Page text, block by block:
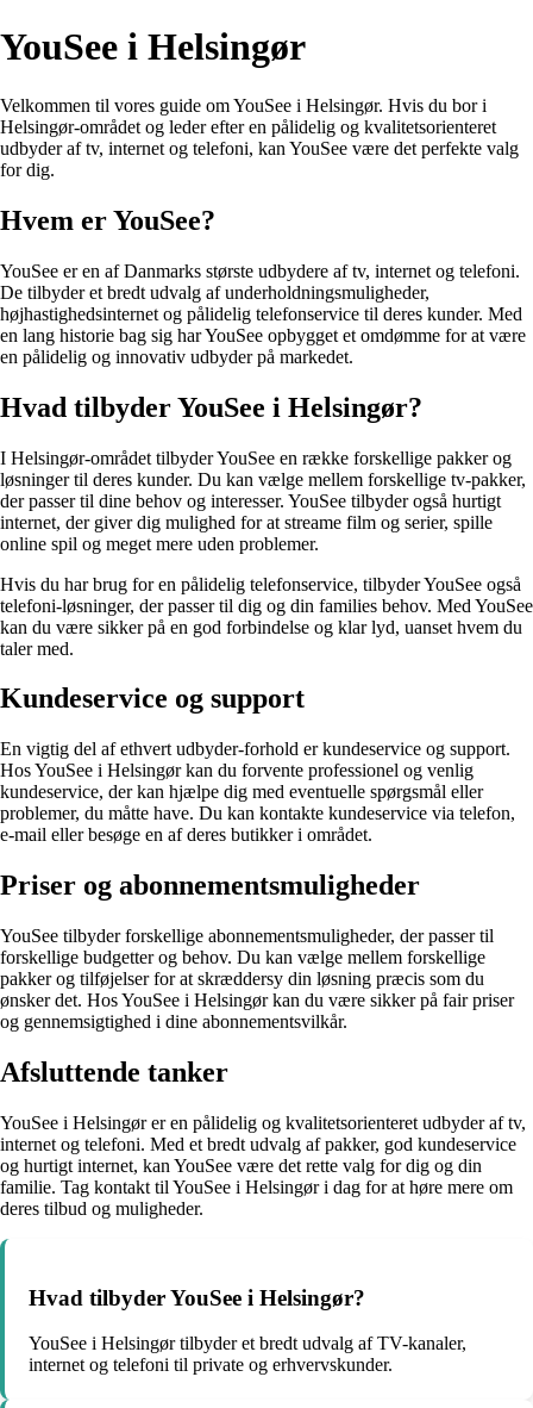
YouSee i Helsingør
Velkommen til vores guide om YouSee i Helsingør. Hvis du bor i
Helsingør-området og leder efter en pålidelig og kvalitetsorienteret
udbyder af tv, internet og telefoni, kan YouSee være det perfekte valg
for dig.
Hvem er YouSee?
YouSee er en af Danmarks største udbydere af tv, internet og telefoni.
De tilbyder et bredt udvalg af underholdningsmuligheder,
højhastighedsinternet og pålidelig telefonservice til deres kunder. Med
en lang historie bag sig har YouSee opbygget et omdømme for at være
en pålidelig og innovativ udbyder på markedet.
Hvad tilbyder YouSee i Helsingør?
I Helsingør-området tilbyder YouSee en række forskellige pakker og
løsninger til deres kunder. Du kan vælge mellem forskellige tv-pakker,
der passer til dine behov og interesser. YouSee tilbyder også hurtigt
internet, der giver dig mulighed for at streame film og serier, spille
online spil og meget mere uden problemer.
Hvis du har brug for en pålidelig telefonservice, tilbyder YouSee også
telefoni-løsninger, der passer til dig og din families behov. Med YouSee
kan du være sikker på en god forbindelse og klar lyd, uanset hvem du
taler med.
Kundeservice og support
En vigtig del af ethvert udbyder-forhold er kundeservice og support.
Hos YouSee i Helsingør kan du forvente professionel og venlig
kundeservice, der kan hjælpe dig med eventuelle spørgsmål eller
problemer, du måtte have. Du kan kontakte kundeservice via telefon,
e-mail eller besøge en af deres butikker i området.
Priser og abonnementsmuligheder
YouSee tilbyder forskellige abonnementsmuligheder, der passer til
forskellige budgetter og behov. Du kan vælge mellem forskellige
pakker og tilføjelser for at skræddersy din løsning præcis som du
ønsker det. Hos YouSee i Helsingør kan du være sikker på fair priser
og gennemsigtighed i dine abonnementsvilkår.
Afsluttende tanker
YouSee i Helsingør er en pålidelig og kvalitetsorienteret udbyder af tv,
internet og telefoni. Med et bredt udvalg af pakker, god kundeservice
og hurtigt internet, kan YouSee være det rette valg for dig og din
familie. Tag kontakt til YouSee i Helsingør i dag for at høre mere om
deres tilbud og muligheder.
Hvad tilbyder YouSee i Helsingør?
YouSee i Helsingør tilbyder et bredt udvalg af TV-kanaler,
internet og telefoni til private og erhvervskunder.